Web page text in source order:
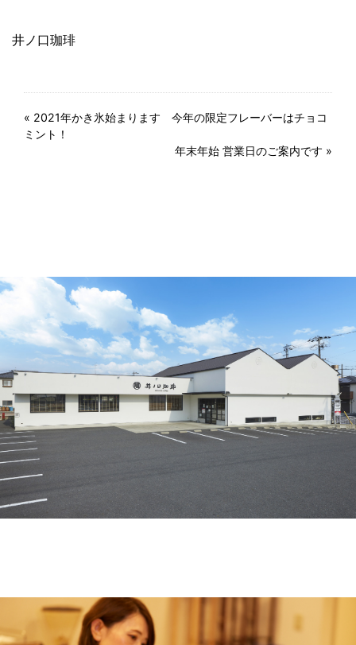
井ノ口珈琲
« 2021年かき氷始まります 今年の限定フレーバーはチョコ
ミント！
年末年始 営業日のご案内です »